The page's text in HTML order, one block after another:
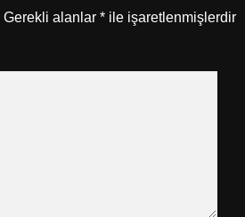
Gerekli alanlar * ile işaretlenmişlerdir